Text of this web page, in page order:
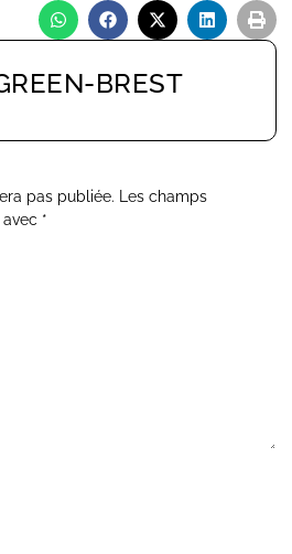
BREST
pas publiée.
Les champs
*